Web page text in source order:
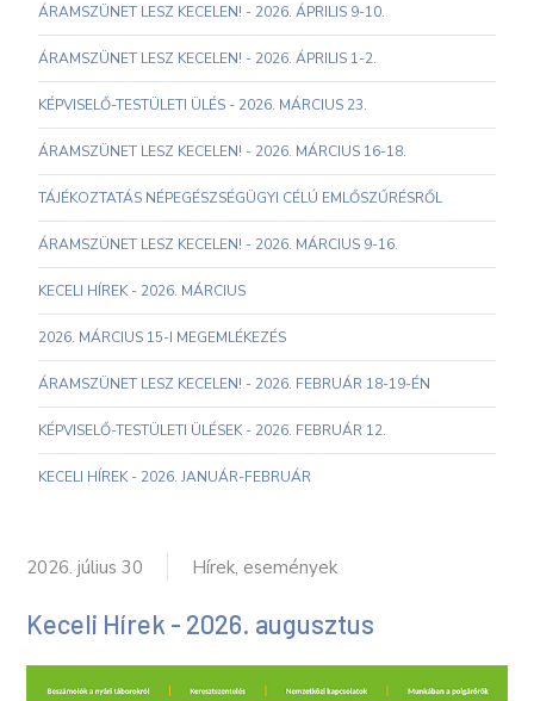
ÁRAMSZÜNET LESZ KECELEN! - 2026. ÁPRILIS 9-10.
ÁRAMSZÜNET LESZ KECELEN! - 2026. ÁPRILIS 1-2.
KÉPVISELŐ-TESTÜLETI ÜLÉS - 2026. MÁRCIUS 23.
ÁRAMSZÜNET LESZ KECELEN! - 2026. MÁRCIUS 16-18.
TÁJÉKOZTATÁS NÉPEGÉSZSÉGÜGYI CÉLÚ EMLŐSZŰRÉSRŐL
ÁRAMSZÜNET LESZ KECELEN! - 2026. MÁRCIUS 9-16.
KECELI HÍREK - 2026. MÁRCIUS
2026. MÁRCIUS 15-I MEGEMLÉKEZÉS
ÁRAMSZÜNET LESZ KECELEN! - 2026. FEBRUÁR 18-19-ÉN
KÉPVISELŐ-TESTÜLETI ÜLÉSEK - 2026. FEBRUÁR 12.
KECELI HÍREK - 2026. JANUÁR-FEBRUÁR
2026. július 30 Hírek, események
Keceli Hírek - 2026. augusztus